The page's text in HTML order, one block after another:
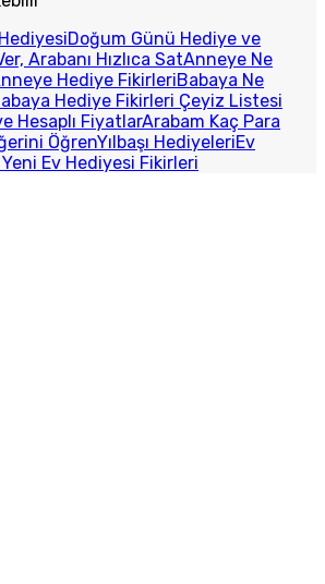
Doğum Günü Hediye ve
Arabanı Hızlıca SatAnneye Ne
Hediye FikirleriBabaya Ne
Hediye Fikirleri Çeyiz Listesi
Hesaplı FiyatlarArabam Kaç Para
ÖğrenYılbaşı HediyeleriEv
Yeni Ev Hediyesi Fikirleri